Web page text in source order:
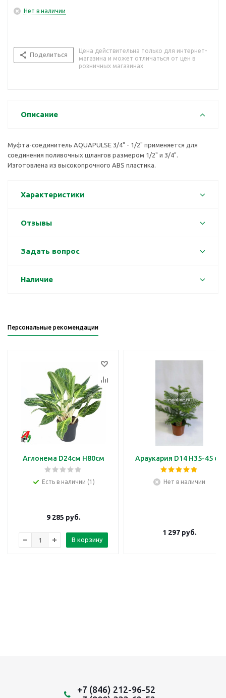
Нет в наличии
Поделиться
Цена действительна только для интернет-
магазина и может отличаться от цен в
розничных магазинах
Описание
Муфта-соединитель AQUAPULSE 3/4" - 1/2" применяется для
соединения поливочных шлангов размером 1/2" и 3/4".
Изготовлена из высокопрочного ABS пластика.
Характеристики
Отзывы
Задать вопрос
Наличие
Персональные рекомендации
Аглонема D24см H80см
Есть в наличии (1)
9 285 руб.
В корзину
Араукария D14 H35-45 см
Нет в наличии
1 297руб.
+7 (846) 212-96-52